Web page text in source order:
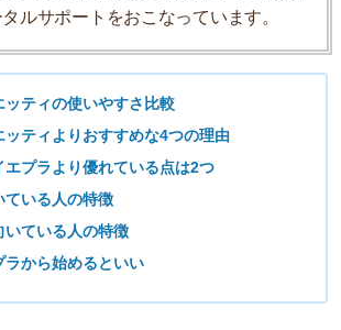
ルサポートをおこなっています。
ッティの使いやすさ比較
ッティよりおすすめな4つの理由
エプラより優れている点は2つ
ている人の特徴
いている人の特徴
ラから始めるといい